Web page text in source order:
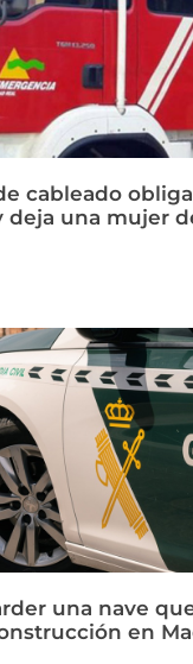
cableado
deja una mujer
una nave
en